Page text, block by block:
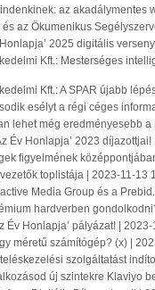
az akadálymentes
az Ökumenikus
2025 digitális
Kft.: Mesterséges
Kft.: A SPAR újabb
esélyt a régi céges
lehet még eredményesebb
Év Honlapja’ 2023
figyelmének
toplistája | 2023-11-13
Media Group és a
hardverben
Év Honlapja’ pályázat! |
méretű számítógép? (x) |
szolgáltatást
új szintekre Klaviyo